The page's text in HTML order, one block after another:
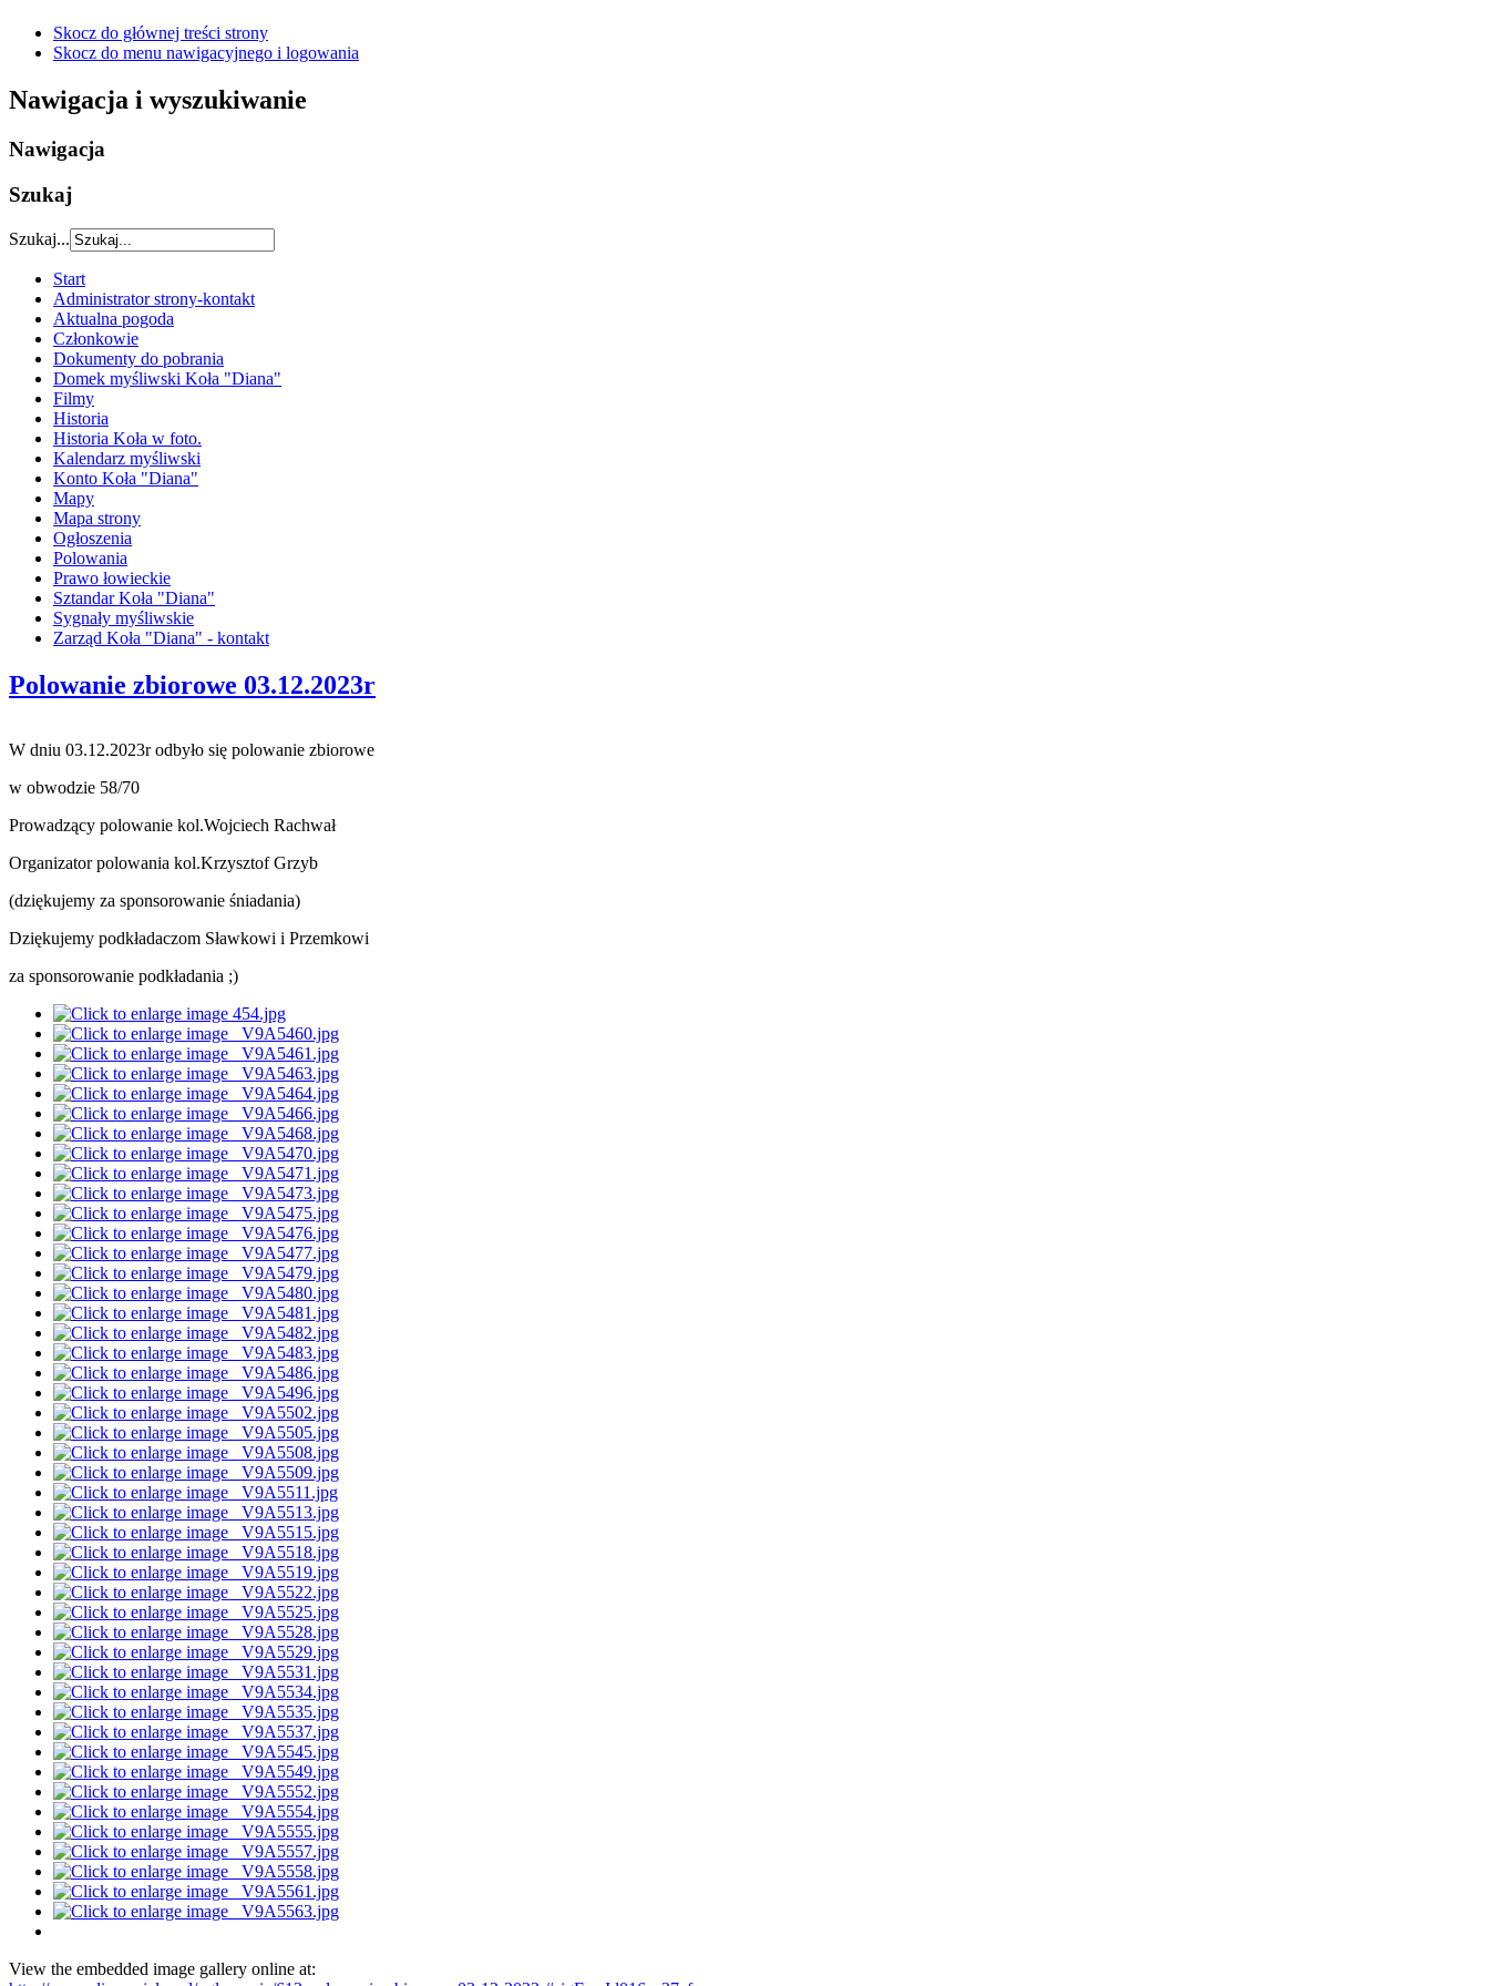
Skocz do głównej treści strony
Skocz do menu nawigacyjnego i logowania
Nawigacja i wyszukiwanie
Nawigacja
Szukaj
Szukaj...
Start
Administrator strony-kontakt
Aktualna pogoda
Członkowie
Dokumenty do pobrania
Domek myśliwski Koła "Diana"
Filmy
Historia
Historia Koła w foto.
Kalendarz myśliwski
Konto Koła "Diana"
Mapy
Mapa strony
Ogłoszenia
Polowania
Prawo łowieckie
Sztandar Koła "Diana"
Sygnały myśliwskie
Zarząd Koła "Diana" - kontakt
Polowanie zbiorowe 03.12.2023r
W dniu 03.12.2023r odbyło się polowanie zbiorowe
w obwodzie 58/70
Prowadzący polowanie kol.Wojciech Rachwał
Organizator polowania kol.Krzysztof Grzyb
(dziękujemy za sponsorowanie śniadania)
Dziękujemy podkładaczom Sławkowi i Przemkowi
za sponsorowanie podkładania ;)
View the embedded image gallery online at: